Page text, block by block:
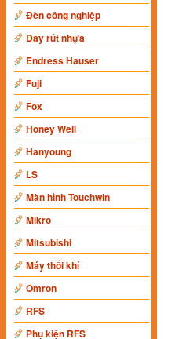
Đèn công nghiệp
Dây rút nhựa
Endress Hauser
Fuji
Fox
Honey Well
Hanyoung
LS
Màn hình Touchwin
Mikro
Mitsubishi
Máy thổi khí
Omron
RFS
Phụ kiện RFS